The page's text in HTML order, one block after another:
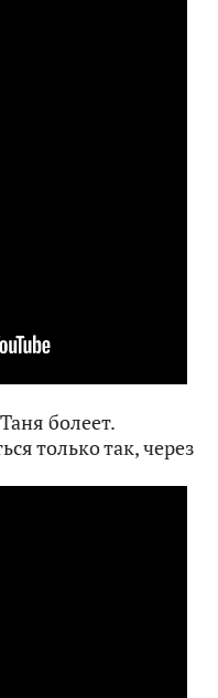
болеет.
только так, через